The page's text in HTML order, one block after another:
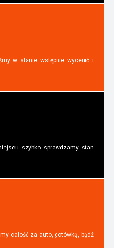
w stanie wstępnie wycenić i
szybko sprawdzamy stan
całość za auto, gotówką, bądź